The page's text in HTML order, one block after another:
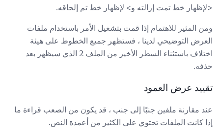
<لإظهار خط تمت إزالته و> لإظهار خط تم إلحاقه.
ومن المثير للاهتمام إذا قمت بتشغيل الأمر باستخدام ملفات
العرض التوضيحي لدينا ، فستظهر جميع الخطوط على هيئة
اختلاف باستثناء السطر الأخير من الملف 2 الذي سيظهر بعد
حذفه.
تقييد عرض العمود
عند مقارنة ملفين جنبًا إلى جنب ، قد يكون من الصعب قراءة ما
إذا كانت الملفات تحتوي على الكثير من أعمدة النص.